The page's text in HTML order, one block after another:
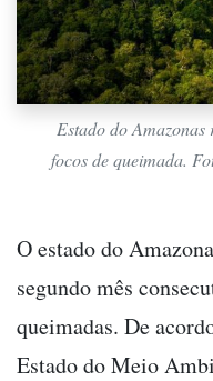
Estado do
focos de queimada.
O estado do
segundo mês
queimadas. De
Estado do Meio